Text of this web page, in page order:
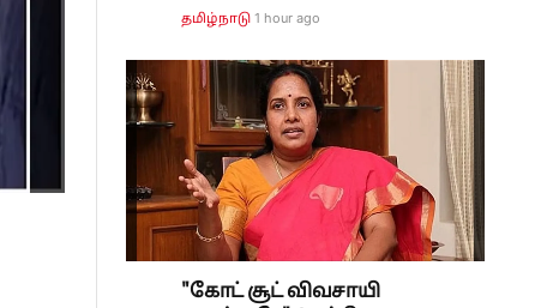
தமிழ்நாடு 1 hour ago
"கோட் சூட் விவசாயி